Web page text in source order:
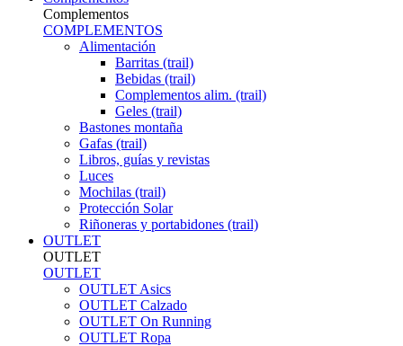
Complementos
COMPLEMENTOS
Alimentación
Barritas (trail)
Bebidas (trail)
Complementos alim. (trail)
Geles (trail)
Bastones montaña
Gafas (trail)
Libros, guías y revistas
Luces
Mochilas (trail)
Protección Solar
Riñoneras y portabidones (trail)
OUTLET
OUTLET
OUTLET
OUTLET Asics
OUTLET Calzado
OUTLET On Running
OUTLET Ropa